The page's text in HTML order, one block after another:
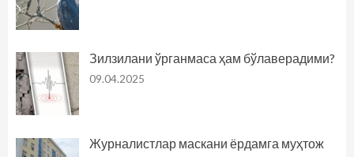
Зилзилани ўрганмаса ҳам бўлаверадими?
09.04.2025
Журналистлар маскани ёрдамга муҳтож